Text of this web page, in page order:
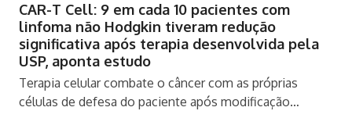
CAR-T Cell: 9 em cada 10 pacientes com
linfoma não Hodgkin tiveram redução
significativa após terapia desenvolvida pela
USP, aponta estudo
Terapia celular combate o câncer com as próprias
células de defesa do paciente após modificação…